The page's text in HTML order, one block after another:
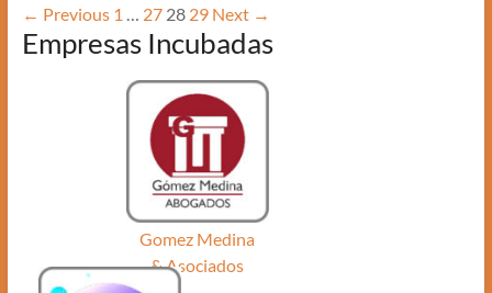
← Previous 1 … 27 28 29 Next →
Empresas Incubadas
Gomez Medina
& Asociados